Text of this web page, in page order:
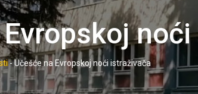
-Učešće na Evropskoj noći istraživača